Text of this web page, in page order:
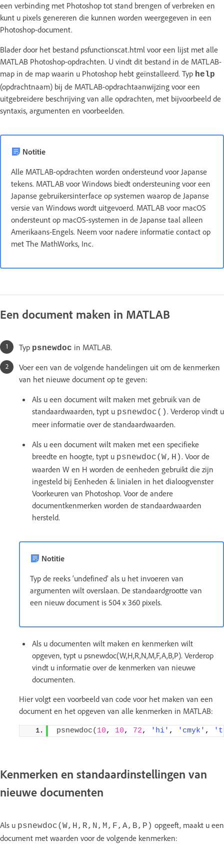
een verbinding met Photoshop tot stand brengen of verbreken en
kunt u pixels genereren die kunnen worden weergegeven in een
Photoshop-document.
Blader door het bestand psfunctionscat.html voor een lijst met alle
MATLAB Photoshop-opdrachten. U vindt dit bestand in de MATLAB-
map in de map waarin u Photoshop hebt geïnstalleerd. Typ help
(opdrachtnaam) bij de MATLAB-opdrachtaanwijzing voor een
uitgebreidere beschrijving van alle opdrachten, met bijvoorbeeld de
syntaxis, argumenten en voorbeelden.
Notitie
Alle MATLAB-opdrachten worden ondersteund voor Japanse
tekens. MATLAB voor Windows biedt ondersteuning voor een
Japanse gebruikersinterface op systemen waarop de Japanse
versie van Windows wordt uitgevoerd. MATLAB voor macOS
ondersteunt op macOS-systemen in de Japanse taal alleen
Amerikaans-Engels. Neem voor nadere informatie contact op
met The MathWorks, Inc.
Een document maken in MATLAB
Typ psnewdoc in MATLAB.
Voer een van de volgende handelingen uit om de kenmerken
van het nieuwe document op te geven:
Als u een document wilt maken met gebruik van de
standaardwaarden, typt u psnewdoc(). Verderop vindt u
meer informatie over de standaardwaarden.
Als u een document wilt maken met een specifieke
breedte en hoogte, typt u psnewdoc(W,H). Voor de
waarden W en H worden de eenheden gebruikt die zijn
ingesteld bij Eenheden & linialen in het dialoogvenster
Voorkeuren van Photoshop. Voor de andere
documentkenmerken worden de standaardwaarden
hersteld.
Notitie
Typ de reeks ‘undefined’ als u het invoeren van
argumenten wilt overslaan. De standaardgrootte van
een nieuw document is 504 x 360 pixels.
Als u documenten wilt maken en kenmerken wilt
opgeven, typt u psnewdoc(W,H,R,N,M,F,A,B,P). Verderop
vindt u informatie over de kenmerken van nieuwe
documenten.
Hier volgt een voorbeeld van code voor het maken van een
document en het opgeven van alle kenmerken in MATLAB:
psnewdoc( 10, 10, 72, 'hi' , 'cmyk' ,
Kenmerken en standaardinstellingen van
nieuwe documenten
Als u psnewdoc(W,H,R,N,M,F,A,B,P) opgeeft, maakt u een
document met waarden voor de volgende kenmerken: